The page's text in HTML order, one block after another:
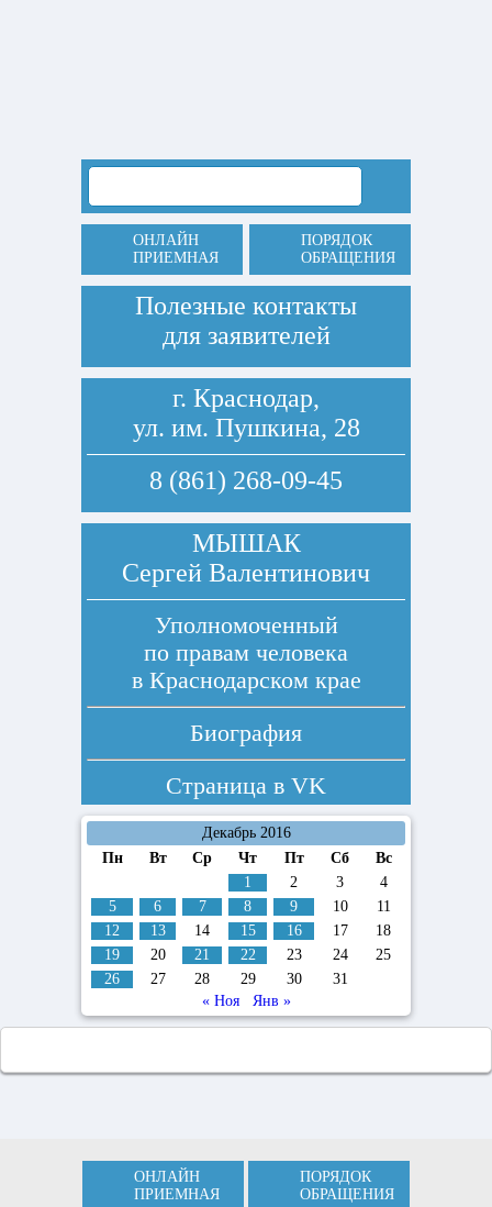
ОНЛАЙН
ПРИЕМНАЯ
ПОРЯДОК
ОБРАЩЕНИЯ
Полезные контакты
для заявителей
г. Краснодар,
ул. им. Пушкина, 28
8 (861) 268-09-45
МЫШАК
Сергей Валентинович
Уполномоченный
по правам человека
в Краснодарском крае
Биография
Страница в VK
Декабрь 2016
Пн
Вт Ср Чт Пт Сб
Вс
1
2 3
4
5
6 7 8 9 10
11
12
13 14 15 16 17
18
19
20 21 22 23 24
25
26
27 28 29 30
31
« Ноя
Янв »
ОНЛАЙН
ПРИЕМНАЯ
ПОРЯДОК
ОБРАЩЕНИЯ